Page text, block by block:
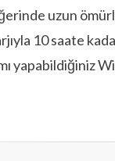
uzun
10 saate
yapabildiğiniz